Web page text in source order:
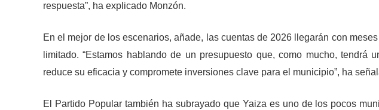
respuesta”, ha explicado Monzón.
En el mejor de los escenarios, añade, las cuentas de 2026 llegarán con
limitado. “Estamos hablando de un presupuesto que, como mucho,
reduce su eficacia y compromete inversiones clave para el municipio”, ha
El Partido Popular también ha subrayado que Yaiza es uno de los pocos